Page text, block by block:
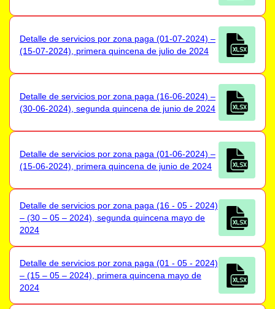
Detalle de servicios por zona paga (01-07-2024) –
(15-07-2024), primera quincena de julio de 2024
Detalle de servicios por zona paga (16-06-2024) –
(30-06-2024), segunda quincena de junio de 2024
Detalle de servicios por zona paga (01-06-2024) –
(15-06-2024), primera quincena de junio de 2024
Detalle de servicios por zona paga (16 - 05 - 2024)
– (30 – 05 – 2024), segunda quincena mayo de
2024
Detalle de servicios por zona paga (01 - 05 - 2024)
– (15 – 05 – 2024), primera quincena mayo de
2024